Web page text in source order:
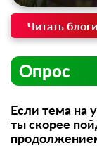
Читать блоги
Опрос
Если тема на
ты скорее